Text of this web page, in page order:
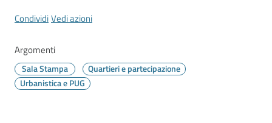
CondividiVedi azioni
Argomenti
Sala Stampa
Quartieri e partecipazione
Urbanistica e PUG